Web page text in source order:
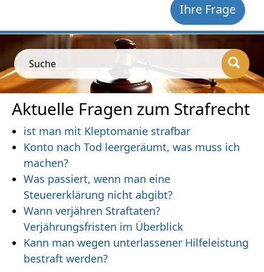
Ihre Frage
Suche
Aktuelle Fragen zum Strafrecht
ist man mit Kleptomanie strafbar
Konto nach Tod leergeräumt, was muss ich
machen?
Was passiert, wenn man eine
Steuererklärung nicht abgibt?
Wann verjähren Straftaten?
Verjährungsfristen im Überblick
Kann man wegen unterlassener Hilfeleistung
bestraft werden?